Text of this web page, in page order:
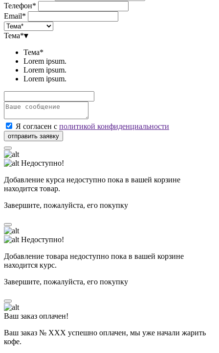
Телефон*
Email*
Тема*▾
Тема*
Lorem ipsum.
Lorem ipsum.
Lorem ipsum.
Я согласен с политикой конфиденциальности
Недоступно!
Добавление курса недоступно пока в вашей корзине
находится товар.
Завершите, пожалуйста, его покупку
Недоступно!
Добавление товара недоступно пока в вашей корзине
находится курс.
Завершите, пожалуйста, его покупку
Ваш заказ оплачен!
Ваш заказ № ХХХ успешно оплачен, мы уже начали жарить
кофе.